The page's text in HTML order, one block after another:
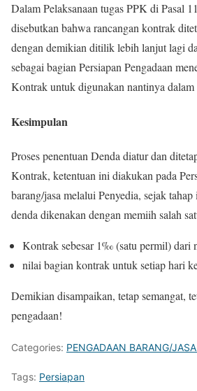
Dalam Pelaksanaan tugas PPK di Pasal
disebutkan bahwa rancangan kontrak
dengan demikian ditilik lebih lanjut lagi
sebagai bagian Persiapan Pengadaan
Kontrak untuk digunakan nantinya
Kesimpulan
Proses penentuan Denda diatur dan
Kontrak, ketentuan ini diakukan pada
barang/jasa melalui Penyedia, sejak
denda dikenakan dengan memiih salah
Kontrak sebesar 1‰ (satu permil) dari
nilai bagian kontrak untuk setiap hari
Demikian disampaikan, tetap semangat,
pengadaan!
Categories: PENGADAAN BARANG/
Tags: Persiapan